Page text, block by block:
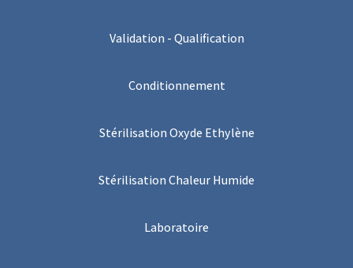
Validation - Qualification
Conditionnement
Stérilisation Oxyde Ethylène
Stérilisation Chaleur Humide
Laboratoire